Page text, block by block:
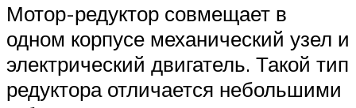
Мотор-редуктор совмещает в
одном корпусе механический узел и
электрический двигатель. Такой тип
редуктора отличается небольшими